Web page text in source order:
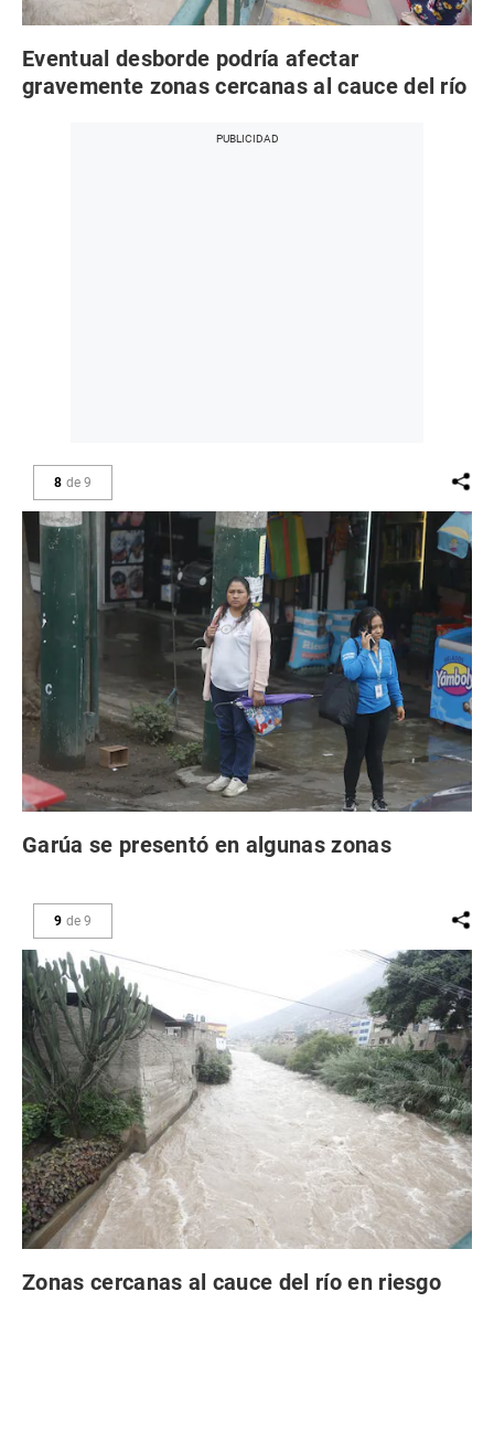
Eventual desborde podría afectar
gravemente zonas cercanas al cauce del río
8 de 9
Garúa se presentó en algunas zonas
9 de 9
Zonas cercanas al cauce del río en riesgo